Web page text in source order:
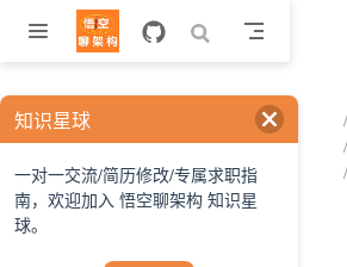
跳至主要內容
知识星球
一对一交流/简历修改/专属求职指
南，欢迎加入 悟空聊架构 知识星
球。